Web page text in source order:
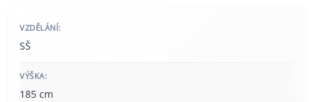
VZDĚLÁNÍ:
SŠ
VÝŠKA:
185 cm